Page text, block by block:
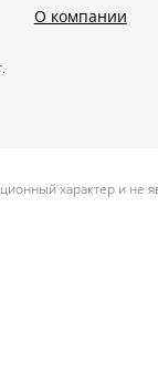
О компании
характер и не